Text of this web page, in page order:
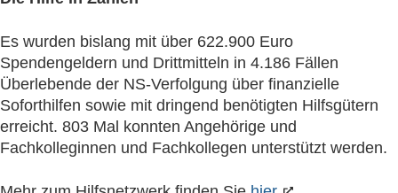
Es wurden bislang mit über 622.900 Euro
Spendengeldern und Drittmitteln in 4.186 Fällen
Überlebende der NS-Verfolgung über finanzielle
Soforthilfen sowie mit dringend benötigten Hilfsgütern
erreicht. 803 Mal konnten Angehörige und
Fachkolleginnen und Fachkollegen unterstützt werden.